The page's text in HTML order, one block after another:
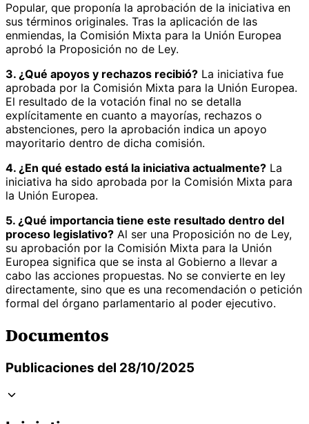
Popular, que proponía la aprobación de la iniciativa en
sus términos originales. Tras la aplicación de las
enmiendas, la Comisión Mixta para la Unión Europea
aprobó la Proposición no de Ley.
3. ¿Qué apoyos y rechazos recibió? La iniciativa fue
aprobada por la Comisión Mixta para la Unión Europea.
El resultado de la votación final no se detalla
explícitamente en cuanto a mayorías, rechazos o
abstenciones, pero la aprobación indica un apoyo
mayoritario dentro de dicha comisión.
4. ¿En qué estado está la iniciativa actualmente? La
iniciativa ha sido aprobada por la Comisión Mixta para
la Unión Europea.
5. ¿Qué importancia tiene este resultado dentro del
proceso legislativo? Al ser una Proposición no de Ley,
su aprobación por la Comisión Mixta para la Unión
Europea significa que se insta al Gobierno a llevar a
cabo las acciones propuestas. No se convierte en ley
directamente, sino que es una recomendación o petición
formal del órgano parlamentario al poder ejecutivo.
Documentos
Publicaciones del 28/10/2025